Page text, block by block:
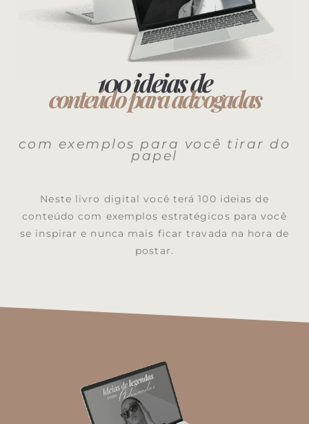
100 ideias de
conteúdo para advogadas
com exemplos para você tirar do
papel
Neste livro digital você terá 100 ideias de
conteúdo com exemplos estratégicos para você
se inspirar e nunca mais ficar travada na hora de
postar.